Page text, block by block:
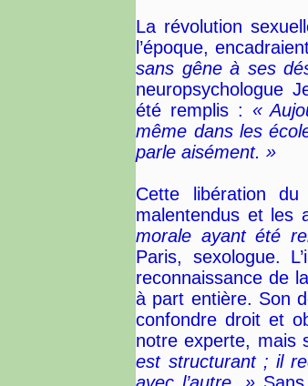
La révolution
l’époque,
sans gêne à ses
neuropsychologue
été remplis : «
même dans les
parle aisément. »
Cette libération
malentendus et les
morale ayant été
Paris, sexologue.
reconnaissance de
à part entière. Son
confondre droit et
notre experte, mais
est structurant ; il